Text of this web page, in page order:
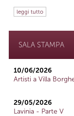
leggi tutto
SALA STAMPA
10/06/2026
Artisti a Villa
29/05/2026
Lavinia - Parte V